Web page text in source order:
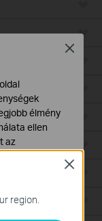
region.
Close
élmény
ellen
az
szükségesek,
Close